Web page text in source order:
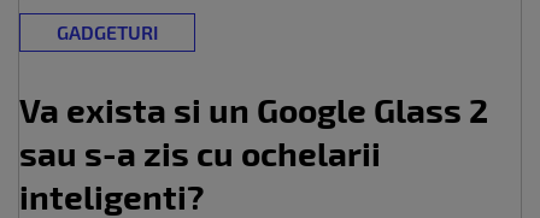
GADGETURI
Va exista si un Google Glass 2
sau s-a zis cu ochelarii
inteligenti?